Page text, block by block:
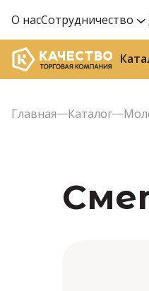
О насСотрудничество
Главная Каталог